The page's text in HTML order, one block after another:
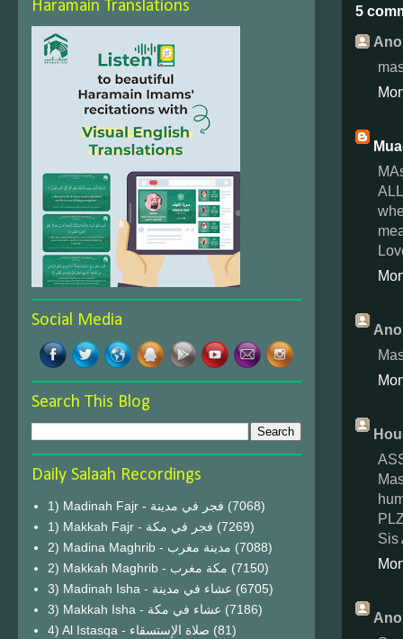
5
Sis
Haramain Translations
Social Media
Search This Blog
Daily Salaah Recordings
1) Madinah Fajr - فجر في مدينة (7068)
1) Makkah Fajr - فجر في مكة (7269)
2) Madina Maghrib - مدينة مغرب (7088)
2) Makkah Maghrib - مكة مغرب (7150)
3) Madinah Isha - عشاء في مدينة (6705)
3) Makkah Isha - عشاء في مكة (7186)
4) Al Istasqa - صلاة الإستسقاء (81)